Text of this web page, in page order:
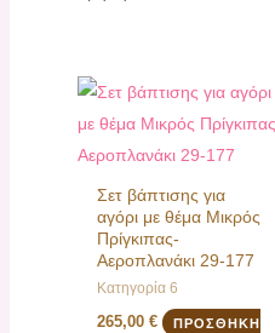
Σετ βάπτισης για
αγόρι με θέμα Μικρός
Πρίγκιπας-
Αεροπλανάκι 29-177
Κατηγορία 6
265,00€ ΠΡΟΣΘΉΚΗ